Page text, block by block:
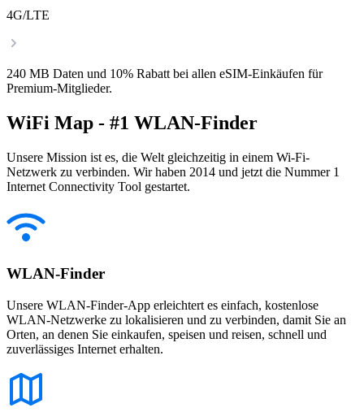
4G/LTE
240 MB Daten und 10% Rabatt bei allen eSIM-Einkäufen für
Premium-Mitglieder.
WiFi Map - #1 WLAN-Finder
Unsere Mission ist es, die Welt gleichzeitig in einem Wi-Fi-
Netzwerk zu verbinden. Wir haben 2014 und jetzt die Nummer 1
Internet Connectivity Tool gestartet.
WLAN-Finder
Unsere WLAN-Finder-App erleichtert es einfach, kostenlose
WLAN-Netzwerke zu lokalisieren und zu verbinden, damit Sie an
Orten, an denen Sie einkaufen, speisen und reisen, schnell und
zuverlässiges Internet erhalten.